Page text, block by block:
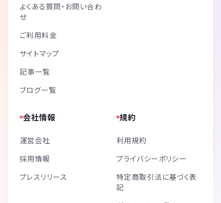
よくある質問・お問い合わ
せ
ご利用料金
サイトマップ
記事一覧
ブログ一覧
会社情報
運営会社
採用情報
プレスリリース
規約
利用規約
プライバシーポリシー
特定商取引法に基づく表
記